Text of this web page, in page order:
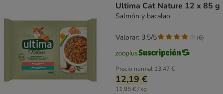
Ultima Cat Nature 12 x 85 g
Salmón y bacalao
Precio normal 13,47 €
12,19 €
11,95 € / kg
Valorar: 3.5/5 (6)